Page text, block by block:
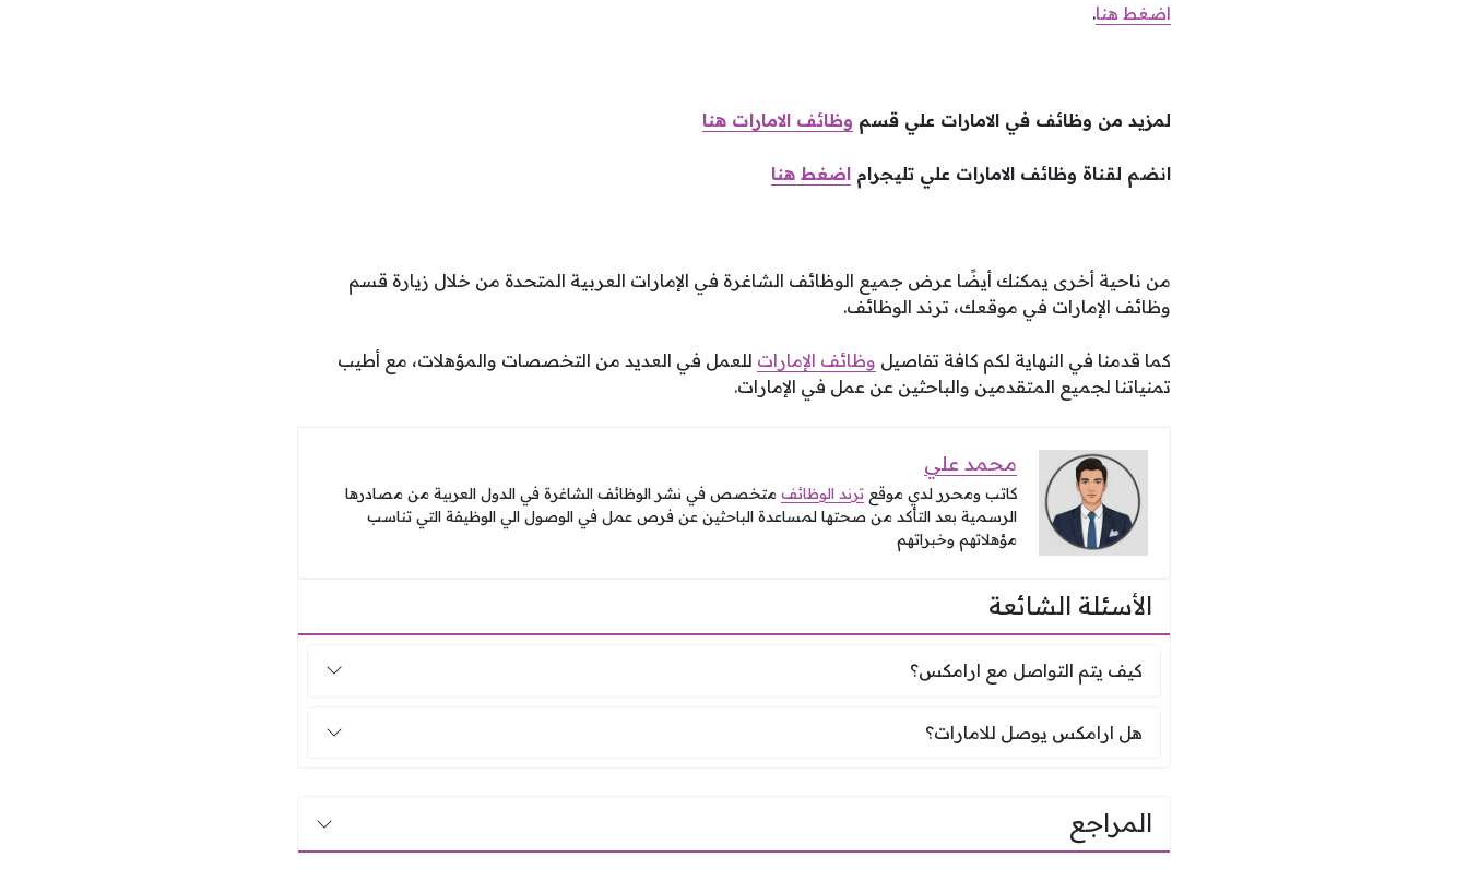
اضغط هنا.
لمزيد من وظائف في الامارات علي قسم وظائف الامارات هنا
انضم لقناة وظائف الامارات علي تليجرام اضغط هنا
من ناحية أخرى يمكنك أيضًا عرض جميع الوظائف الشاغرة في الإمارات العربية المتحدة من خلال زيارة قسم
وظائف الإمارات في موقعك، ترند الوظائف.
كما قدمنا في النهاية ​​لكم كافة تفاصيل وظائف الإمارات للعمل في العديد من التخصصات والمؤهلات، مع أطيب
تمنياتنا لجميع المتقدمين والباحثين عن عمل في الإمارات.
محمد علي
كاتب ومحرر لدي موقع ترند الوظائف متخصص في نشر الوظائف الشاغرة في الدول العربية من مصادرها
الرسمية بعد التأكد من صحتها لمساعدة الباحثين عن فرص عمل في الوصول الي الوظيفة التي تناسب
مؤهلاتهم وخبراتهم
الأسئلة الشائعة
كيف يتم التواصل مع ارامكس؟
كيف يتم التواصل مع ارامكس؟
هل ارامكس يوصل للامارات؟
هل ارامكس يوصل للامارات؟
المراجع